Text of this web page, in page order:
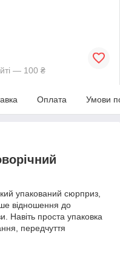
— 100 ₴
Оплата Умови
упакований сюрприз,
відношення до
Навіть проста упаковка
передчуття